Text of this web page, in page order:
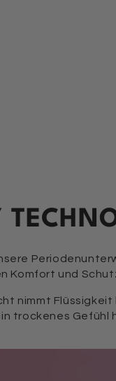
Komfort und
nimmt
trockenes Gefühl